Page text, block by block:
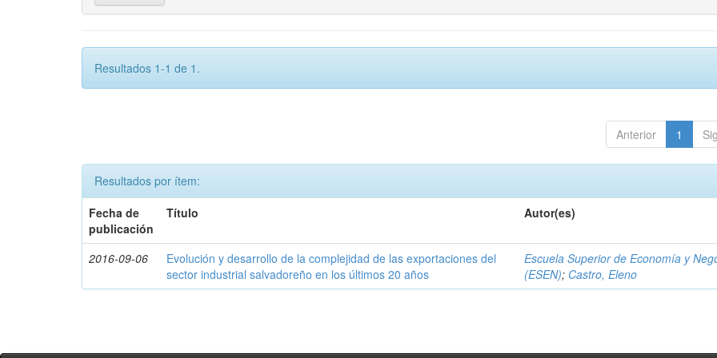
Resultados 1-1 de 1.
Anterior 1
Resultados por ítem:
Fecha de
publicación
Título Autor(es)
2016-09-06
Evolución y desarrollo de la complejidad de las exportaciones del
sector industrial salvadoreño en los últimos 20 años
Escuela Superior de Economía y
(ESEN); Castro, Eleno